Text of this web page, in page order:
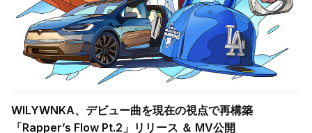
WILYWNKA、デビュー曲を現在の視点で再構築
「Rapper’s Flow Pt.2」リリース ＆ MV公開